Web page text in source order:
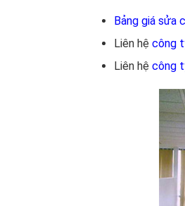
Bảng giá sửa
Liên hệ công
Liên hệ công